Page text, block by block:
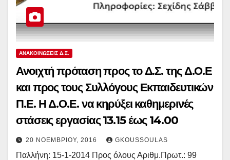
ΑΝΑΚΟΙΝΏΣΕΙΣ Δ.Σ.
Ανοιχτή πρόταση προς το Δ.Σ. της Δ.Ο.Ε
και προς τους Συλλόγους Εκπαιδευτικών
Π.Ε. Η Δ.Ο.Ε. να κηρύξει καθημερινές
στάσεις εργασίας 13.15 έως 14.00
20 ΝΟΕΜΒΡΊΟΥ, 2016 GKOUSSOULAS
Παλλήνη: 15-1-2014 Προς όλους Αριθμ.Πρωτ.: 99